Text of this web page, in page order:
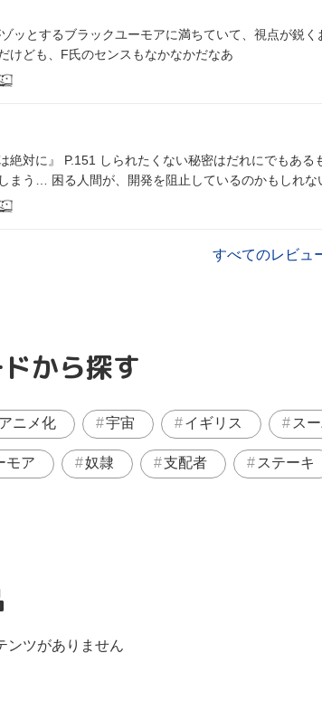
ッとするブラックユーモアに満ちていて、視点が鋭
けども、F氏のセンスもなかなかだなあ
しられたくない秘密はだれにでもあるもんだ。 タイムトラベルが出来てしまうと 過去の
まう… 困る人間が、開発を阻止しているのかもしれな
すべてのレビュ
から探す
アニメ化 宇宙 イギリス ス
モア 奴隷 支配者 ステーキ
ンツがありません